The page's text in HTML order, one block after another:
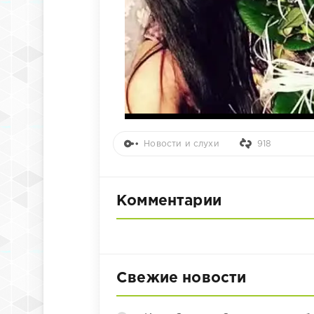
Новости и слухи 918
Комментарии
Свежие новости